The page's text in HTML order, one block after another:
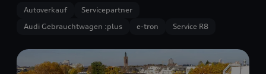
Autoverkauf
Servicepartner
Audi Gebrauchtwagen :plus
e-tron Service R8